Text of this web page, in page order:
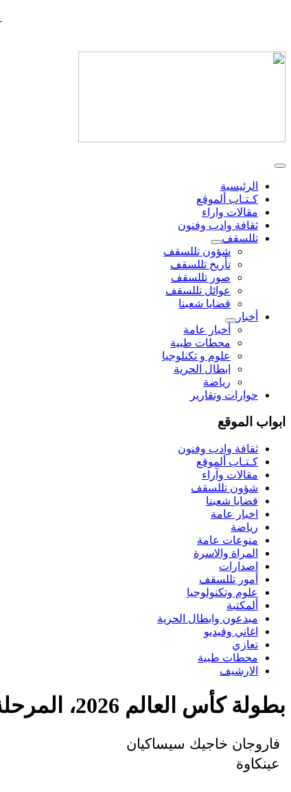
الرئيسية
كـتـاب ألموقع
مقالات واراء
ثقافة وادب وفنون
تللسقف
شؤون تللسقف
تأريخ تللسقف
صور تللسقف
عوائل تللسقف
قضايا شعبنا
أخبار
أخبار عامة
محطات طبية
علوم و تکنلوجیا
ابطال الحرية
رياضة
حوارات وتقارير
ابواب الموقع
ثقافة وادب وفنون
كـتـاب ألموقع
مقالات وآراء
شؤون تللسقف
قضايا شعبنا
اخبار عامة
رياضة
منوعات عامة
المراة والاسرة
اصدارات
أمور تللسقف
علوم وتكنولوجيا
ألمكتبة
مبدعون وابطال الحرية
اغاني وفيديو
تعازي
محطات طبية
الارشيف
بطولة كأس العالم 2026، المرحلة الثالثة/ 2
فاروجان خاجيك سيساكيان
عينكاوة